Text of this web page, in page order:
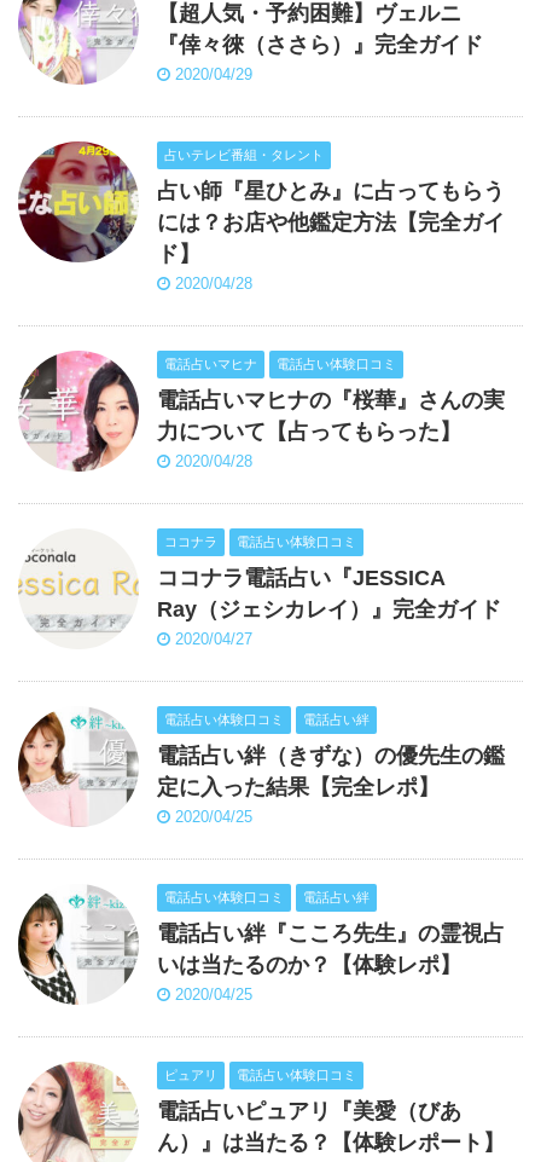
【超人気・予約困難】ヴェルニ
『倖々徠（ささら）』完全ガイド
2020/04/29
占いテレビ番組・タレント
占い師『星ひとみ』に占ってもらう
には？お店や他鑑定方法【完全ガイ
ド】
2020/04/28
電話占いマヒナ 電話占い体験口コミ
電話占いマヒナの『桜華』さんの実
力について【占ってもらった】
2020/04/28
ココナラ 電話占い体験口コミ
ココナラ電話占い『JESSICA
Ray（ジェシカレイ）』完全ガイド
2020/04/27
電話占い体験口コミ 電話占い絆
電話占い絆（きずな）の優先生の鑑
定に入った結果【完全レポ】
2020/04/25
電話占い体験口コミ 電話占い絆
電話占い絆『こころ先生』の霊視占
いは当たるのか？【体験レポ】
2020/04/25
ピュアリ 電話占い体験口コミ
電話占いピュアリ『美愛（びあ
ん）』は当たる？【体験レポート】